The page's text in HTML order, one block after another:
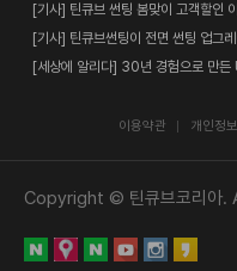
계약 또는 청약철회 등에 관한 기
한 법률)
대금결제 및 재화 등의 공급에 관
호에 관한 법률)
[기사] 틴큐브 썬팅 봄맞이 고객할인
[기사] 틴큐브썬팅이 전면 썬팅 업그
이용약관 개인정
Copyright © 틴큐브코리아